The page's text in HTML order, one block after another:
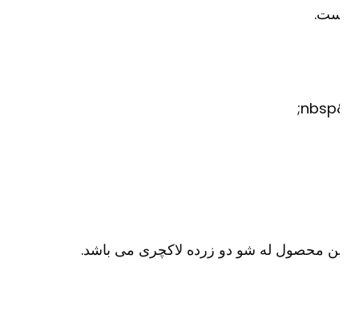
محصول له شو دو زرده لاکچری می باشد.